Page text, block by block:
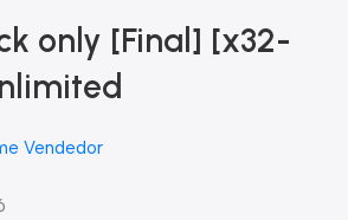
only [Final] [x32-
Vendedor